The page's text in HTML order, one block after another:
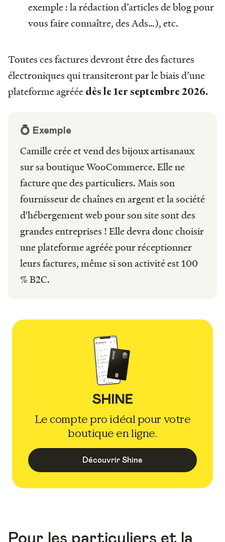
exemple : la rédaction d’articles de blog pour
vous faire connaître, des Ads…), etc.
Toutes ces factures devront être des factures
électroniques qui transiteront par le biais d’une
plateforme agréée dès le 1er septembre 2026.
💍 Exemple
Camille crée et vend des bijoux artisanaux
sur sa boutique WooCommerce. Elle ne
facture que des particuliers. Mais son
fournisseur de chaînes en argent et la société
d'hébergement web pour son site sont des
grandes entreprises ! Elle devra donc choisir
une plateforme agréée pour réceptionner
leurs factures, même si son activité est 100
% B2C.
Le compte pro idéal pour votre
boutique en ligne.
Découvrir Shine